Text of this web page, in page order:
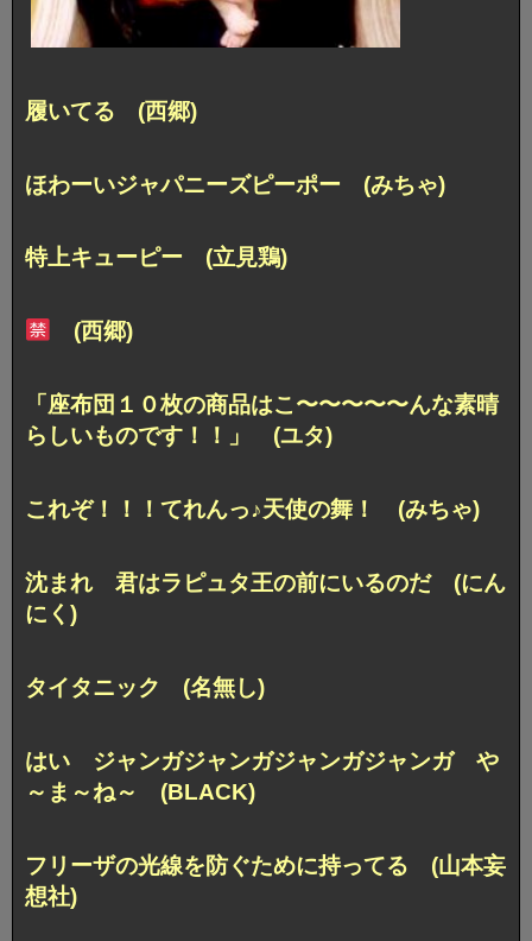
履いてる (西郷)
ほわーいジャパニーズピーポー (みちゃ)
特上キューピー (立見鶏)
(西郷)
「座布団１０枚の商品はこ〜〜〜〜〜んな素晴
らしいものです！！」 (ユタ)
これぞ！！！てれんっ♪天使の舞！ (みちゃ)
沈まれ 君はラピュタ王の前にいるのだ (にん
にく)
タイタニック (名無し)
はい ジャンガジャンガジャンガジャンガ や
～ま～ね～ (BLACK)
フリーザの光線を防ぐために持ってる (山本妄
想社)